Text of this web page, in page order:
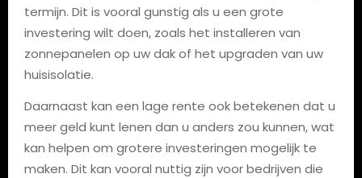
termijn. Dit is vooral gunstig als u een grote
investering wilt doen, zoals het installeren van
zonnepanelen op uw dak of het upgraden van uw
huisisolatie.
Daarnaast kan een lage rente ook betekenen dat u
meer geld kunt lenen dan u anders zou kunnen, wat
kan helpen om grotere investeringen mogelijk te
maken. Dit kan vooral nuttig zijn voor bedrijven die